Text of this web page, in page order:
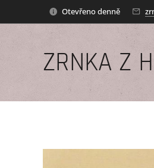
Otevřeno denně
ZRNKA Z